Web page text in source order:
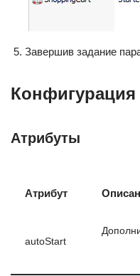
Завершив задание
Конфигурация
Атрибуты
Атрибут
autoStart